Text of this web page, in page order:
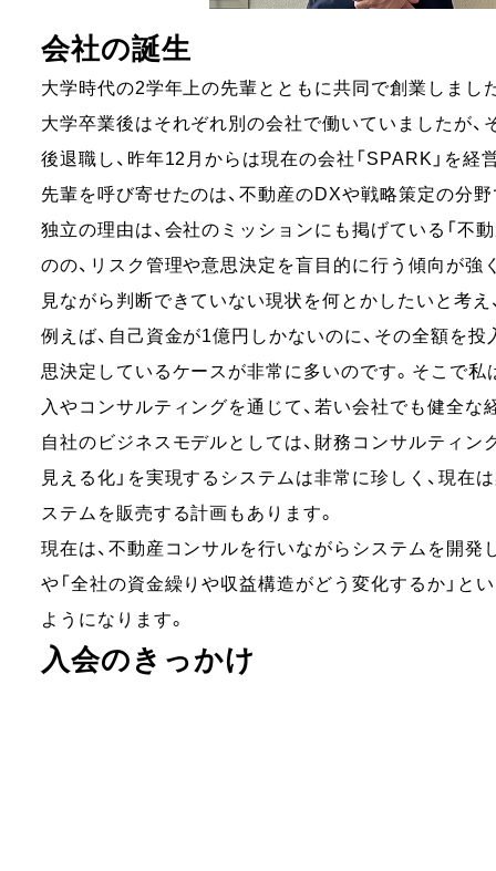
会社の誕生
大学時代の2学年上の先輩とともに共同で創業しまし
大学卒業後はそれぞれ別の会社で働いていましたが、
後退職し、昨年12月からは現在の会社「SPARK」を経
先輩を呼び寄せたのは、不動産のDXや戦略策定の分
独立の理由は、会社のミッションにも掲げている「不
のの、リスク管理や意思決定を盲目的に行う傾向が
見ながら判断できていない現状を何とかしたいと考え
例えば、自己資金が1億円しかないのに、その全額を
思決定しているケースが非常に多いのです。そこで私
入やコンサルティングを通じて、若い会社でも健全
自社のビジネスモデルとしては、財務コンサルティン
見える化」を実現するシステムは非常に珍しく、現
ステムを販売する計画もあります。
現在は、不動産コンサルを行いながらシステムを開発
や「全社の資金繰りや収益構造がどう変化するか」と
ようになります。
入会のきっかけ